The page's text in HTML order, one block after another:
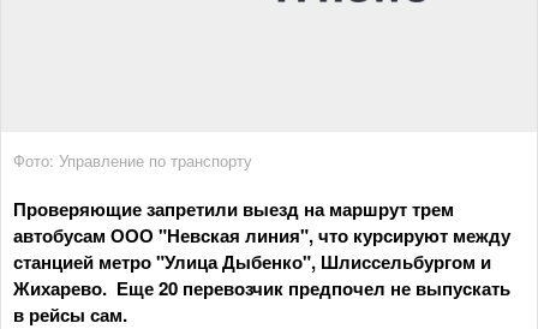
Фото: Управление по транспорту
Проверяющие запретили выезд на маршрут трем
автобусам ООО "Невская линия", что курсируют между
станцией метро "Улица Дыбенко", Шлиссельбургом и
Жихарево. Еще 20 перевозчик предпочел не выпускать
в рейсы сам.